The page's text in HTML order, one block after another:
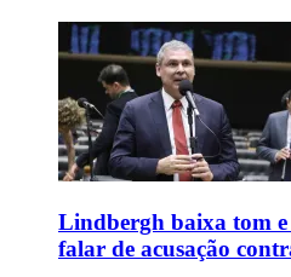
Lindbergh baixa tom
falar de acusação